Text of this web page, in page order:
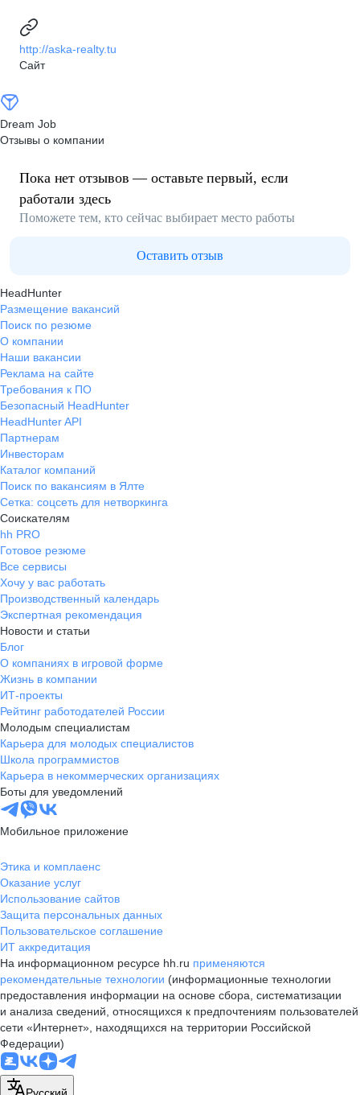
http://aska-realty.tu
Сайт
Dream Job
Отзывы о компании
Пока нет отзывов — оставьте первый, если
работали здесь
Поможете тем, кто сейчас выбирает место работы
Оставить отзыв
HeadHunter
Размещение вакансий
Поиск по резюме
О компании
Наши вакансии
Реклама на сайте
Требования к ПО
Безопасный HeadHunter
HeadHunter API
Партнерам
Инвесторам
Каталог компаний
Поиск по вакансиям в Ялте
Сетка: соцсеть для нетворкинга
Соискателям
hh PRO
Готовое резюме
Все сервисы
Хочу у вас работать
Производственный календарь
Экспертная рекомендация
Новости и статьи
Блог
О компаниях в игровой форме
Жизнь в компании
ИТ-проекты
Рейтинг работодателей России
Молодым специалистам
Карьера для молодых специалистов
Школа программистов
Карьера в некоммерческих организациях
Боты для уведомлений
Мобильное приложение
Этика и комплаенс
Оказание услуг
Использование сайтов
Защита персональных данных
Пользовательское соглашение
ИТ аккредитация
На информационном ресурсе hh.ru применяются
рекомендательные технологии (информационные технологии
предоставления информации на основе сбора, систематизации
и анализа сведений, относящихся к предпочтениям пользователей
сети «Интернет», находящихся на территории Российской
Федерации)